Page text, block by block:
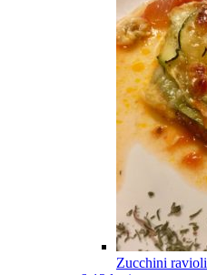
Zucchini ravioli